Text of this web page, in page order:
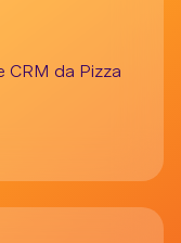
CRM da Pizza